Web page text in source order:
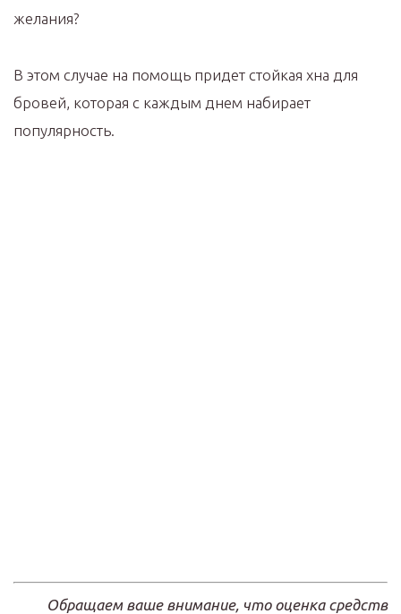
желания?
В этом случае на помощь придет стойкая хна для
бровей, которая с каждым днем набирает
популярность.
Обращаем ваше внимание, что оценка средств